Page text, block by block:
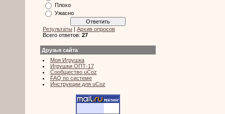
Плохо
Ужасно
Результаты | Архив опросов
Всего ответов: 27
Друзья сайта
Моя Игрушка
Игрушки ОПТ-17
Сообщество uCoz
FAQ по системе
Инструкции для uCoz